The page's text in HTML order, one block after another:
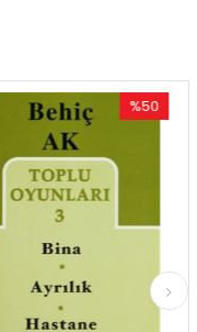
%50
İndirim
%50İndirim